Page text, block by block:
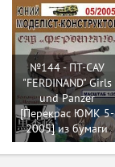
№144 - ПТ-САУ
"FERDINAND" Girls
und Panzer
[Перекрас ЮМК 5-
2005] из бумаги